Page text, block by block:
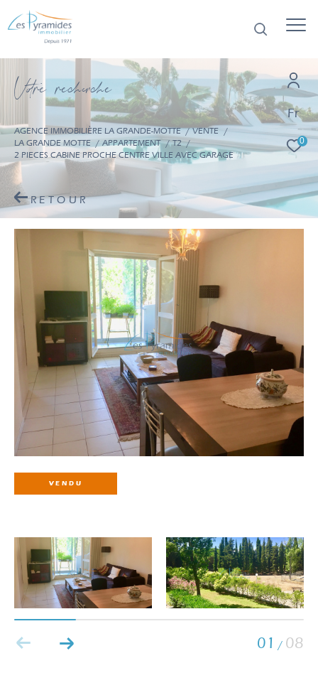
Fr
0
Vore recece
AGENCE IMMOBILIÈRE LA GRANDE-MOTTE
VENTE
LA GRANDE MOTTE
APPARTEMENT
T2
2 PIECES CABINE PROCHE CENTRE VILLE AVEC GARAGE
RETOUR
VENDU
01 / 08